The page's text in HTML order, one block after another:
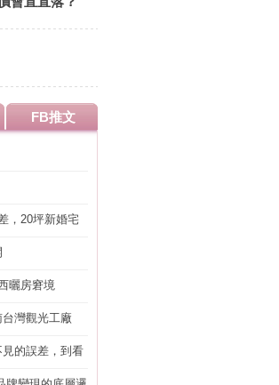
FB推文
，20坪新婚宅
曬房窘境
灣觀光工廠
的誤差，到看